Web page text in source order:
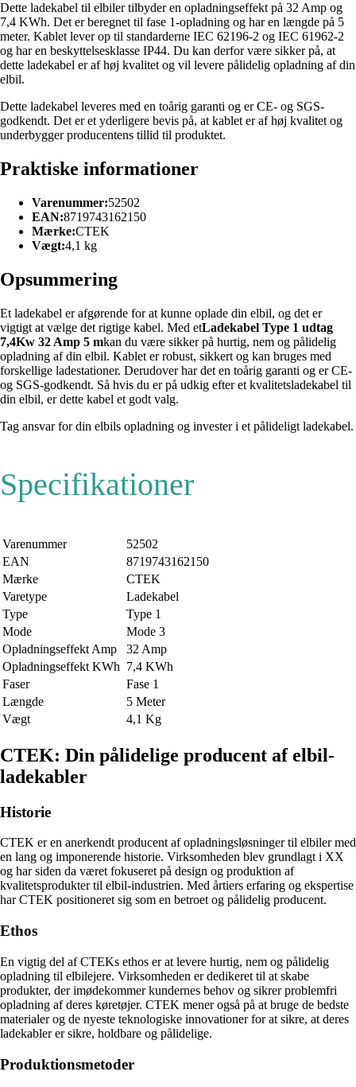
Dette ladekabel til elbiler tilbyder en opladningseffekt på 32 Amp og
7,4 KWh. Det er beregnet til fase 1-opladning og har en længde på 5
meter. Kablet lever op til standarderne IEC 62196-2 og IEC 61962-2
og har en beskyttelsesklasse IP44. Du kan derfor være sikker på, at
dette ladekabel er af høj kvalitet og vil levere pålidelig opladning af din
elbil.
Dette ladekabel leveres med en toårig garanti og er CE- og SGS-
godkendt. Det er et yderligere bevis på, at kablet er af høj kvalitet og
underbygger producentens tillid til produktet.
Praktiske informationer
Varenummer:52502
EAN:8719743162150
Mærke:CTEK
Vægt:4,1 kg
Opsummering
Et ladekabel er afgørende for at kunne oplade din elbil, og det er
vigtigt at vælge det rigtige kabel. Med etLadekabel Type 1 udtag
7,4Kw 32 Amp 5 mkan du være sikker på hurtig, nem og pålidelig
opladning af din elbil. Kablet er robust, sikkert og kan bruges med
forskellige ladestationer. Derudover har det en toårig garanti og er CE-
og SGS-godkendt. Så hvis du er på udkig efter et kvalitetsladekabel til
din elbil, er dette kabel et godt valg.
Tag ansvar for din elbils opladning og invester i et pålideligt ladekabel.
Specifikationer
Varenummer
52502
EAN
8719743162150
Mærke
CTEK
Varetype
Ladekabel
Type
Type 1
Mode
Mode 3
Opladningseffekt Amp
32 Amp
Opladningseffekt KWh 7,4 KWh
Faser
Fase 1
Længde
5 Meter
Vægt
4,1 Kg
CTEK: Din pålidelige producent af elbil-
ladekabler
Historie
CTEK er en anerkendt producent af opladningsløsninger til elbiler med
en lang og imponerende historie. Virksomheden blev grundlagt i XX
og har siden da været fokuseret på design og produktion af
kvalitetsprodukter til elbil-industrien. Med årtiers erfaring og ekspertise
har CTEK positioneret sig som en betroet og pålidelig producent.
Ethos
En vigtig del af CTEKs ethos er at levere hurtig, nem og pålidelig
opladning til elbilejere. Virksomheden er dedikeret til at skabe
produkter, der imødekommer kundernes behov og sikrer problemfri
opladning af deres køretøjer. CTEK mener også på at bruge de bedste
materialer og de nyeste teknologiske innovationer for at sikre, at deres
ladekabler er sikre, holdbare og pålidelige.
Produktionsmetoder